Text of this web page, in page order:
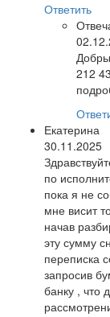
Ответить
212
Екатерина
30.11.2025
по
пока я не
мне висит
начав
эту сумму
переписка
запросив
банку , что